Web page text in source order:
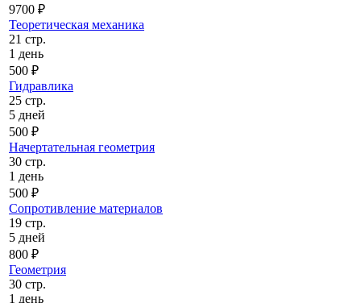
9700 ₽
Теоретическая механика
21 стр.
1 день
500 ₽
Гидравлика
25 стр.
5 дней
500 ₽
Начертательная геометрия
30 стр.
1 день
500 ₽
Сопротивление материалов
19 стр.
5 дней
800 ₽
Геометрия
30 стр.
1 день